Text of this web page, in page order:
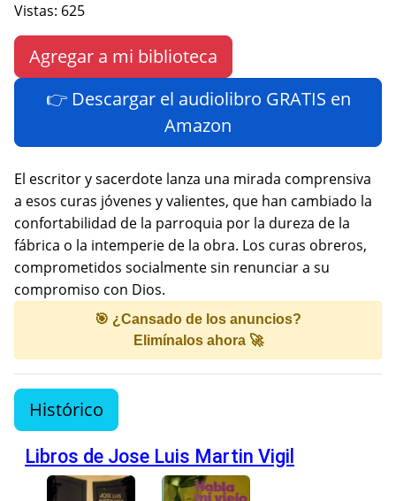
Vistas: 625
Agregar a mi biblioteca
👉 Descargar el audiolibro GRATIS en
Amazon
El escritor y sacerdote lanza una mirada comprensiva
a esos curas jóvenes y valientes, que han cambiado la
confortabilidad de la parroquia por la dureza de la
fábrica o la intemperie de la obra. Los curas obreros,
comprometidos socialmente sin renunciar a su
compromiso con Dios.
🎯 ¿Cansado de los anuncios?
Elimínalos ahora 🚀
Histórico
Libros de Jose Luis Martin Vigil